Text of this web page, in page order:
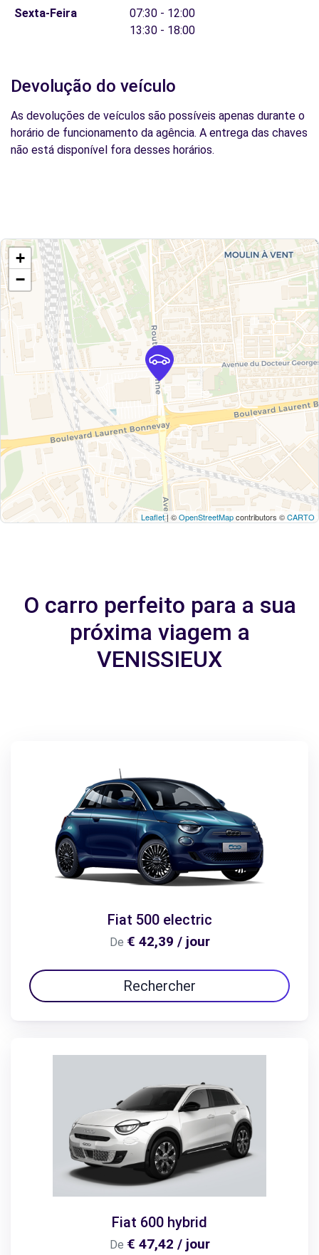
Sexta-Feira
07:30 - 12:00
13:30 - 18:00
Devolução do veículo
As devoluções de veículos são possíveis apenas durante o
horário de funcionamento da agência. A entrega das chaves
não está disponível fora desses horários.
+
−
Leaflet| ©OpenStreetMapcontributors ©CARTO
O carro perfeito para a sua
próxima viagem a
VENISSIEUX
Fiat 500 electric
De € 42,39 / jour
Rechercher
Fiat 600 hybrid
De € 47,42 / jour